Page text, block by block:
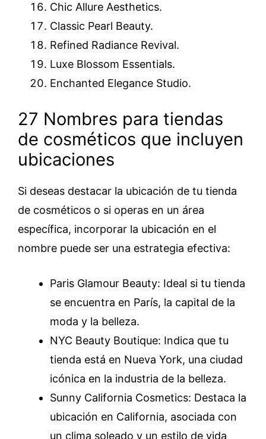
Chic Allure Aesthetics.
Classic Pearl Beauty.
Refined Radiance Revival.
Luxe Blossom Essentials.
Enchanted Elegance Studio.
27 Nombres para tiendas
de cosméticos que incluyen
ubicaciones
Si deseas destacar la ubicación de tu tienda
de cosméticos o si operas en un área
específica, incorporar la ubicación en el
nombre puede ser una estrategia efectiva:
Paris Glamour Beauty: Ideal si tu tienda
se encuentra en París, la capital de la
moda y la belleza.
NYC Beauty Boutique: Indica que tu
tienda está en Nueva York, una ciudad
icónica en la industria de la belleza.
Sunny California Cosmetics: Destaca la
ubicación en California, asociada con
un clima soleado y un estilo de vida